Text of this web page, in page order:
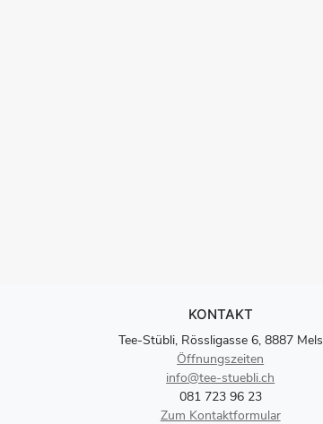
KONTAKT
Tee-Stübli, Rössligasse 6, 8887 Mels
Öffnungszeiten
info@tee-stuebli.ch
081 723 96 23
Zum Kontaktformular